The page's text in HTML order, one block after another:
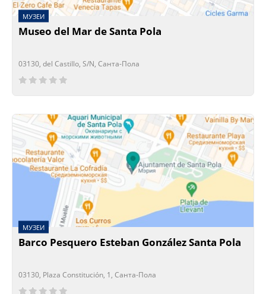
МУЗЕИ
Museo del Mar de Santa Pola
03130, del Castillo, S/N, Санта-Пола
Сейчас открыто!
Сейчас закрыто!
МУЗЕИ
Barco Pesquero Esteban González Santa Pola
03130, Plaza Constitución, 1, Санта-Пола
Сейчас открыто!
Сейчас закрыто!